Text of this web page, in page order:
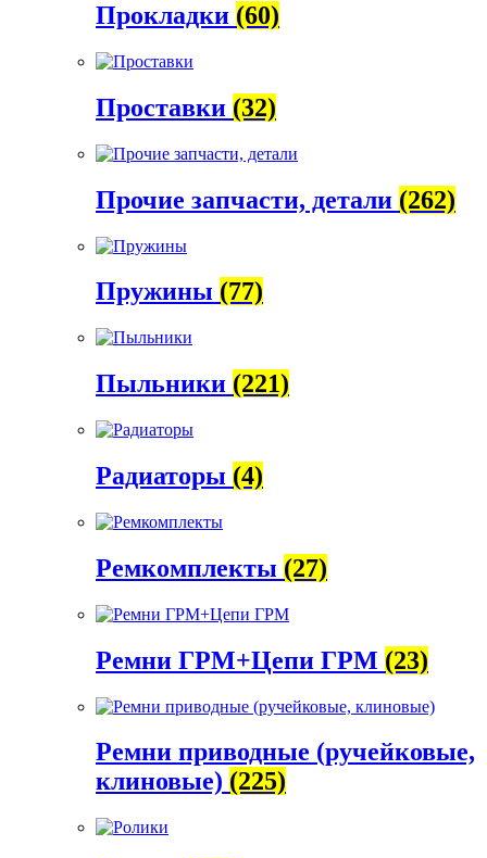
Прокладки (60)
Проставки (32)
Прочие запчасти, детали (262)
Пружины (77)
Пыльники (221)
Радиаторы (4)
Ремкомплекты (27)
Ремни ГРМ+Цепи ГРМ (23)
Ремни приводные (ручейковые,
клиновые) (225)